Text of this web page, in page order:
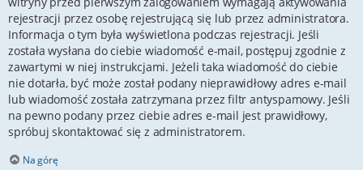
rejestracji przez osobę rejestrującą się lub przez administratora.
Informacja o tym była wyświetlona podczas rejestracji. Jeśli
została wysłana do ciebie wiadomość e-mail, postępuj zgodnie z
zawartymi w niej instrukcjami. Jeżeli taka wiadomość do ciebie
nie dotarła, być może został podany nieprawidłowy adres e-mail
lub wiadomość została zatrzymana przez filtr antyspamowy. Jeśli
na pewno podany przez ciebie adres e-mail jest prawidłowy,
spróbuj skontaktować się z administratorem.
Na górę